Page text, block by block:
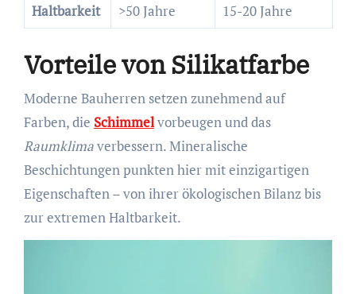
Haltbarkeit >50 Jahre 15-20 Jahre
Vorteile von Silikatfarbe
Moderne Bauherren setzen zunehmend auf
Farben, die Schimmelvorbeugen und das
Raumklimaverbessern. Mineralische
Beschichtungen punkten hier mit einzigartigen
Eigenschaften – von ihrer ökologischen Bilanz bis
zur extremen Haltbarkeit.